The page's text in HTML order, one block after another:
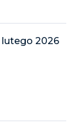
lutego 2026